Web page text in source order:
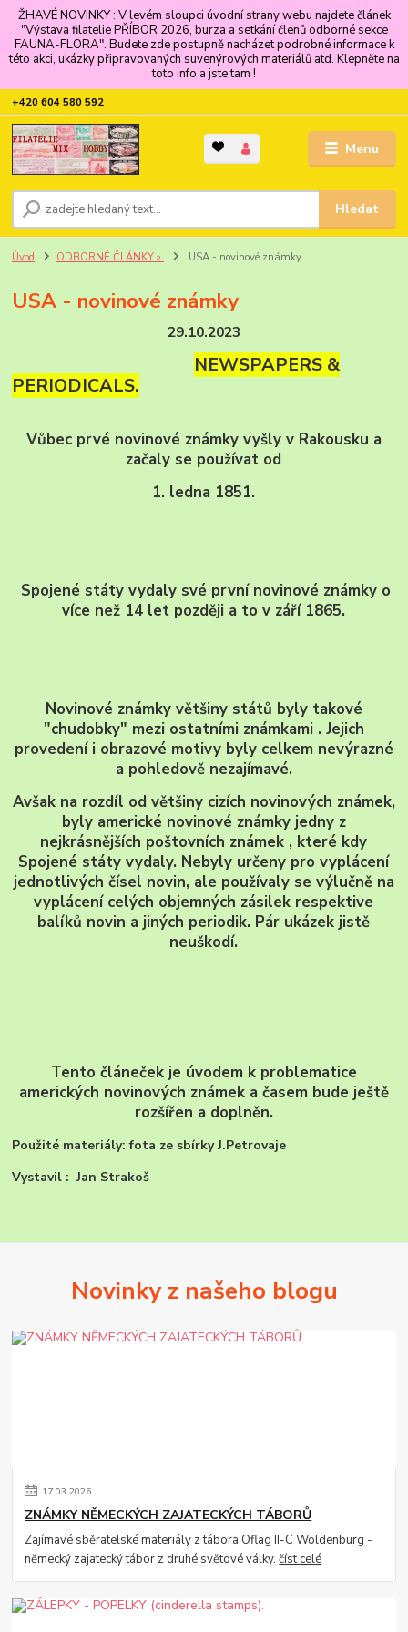
ŽHAVÉ NOVINKY : V levém sloupci úvodní strany webu najdete článek
"Výstava filatelie PŘÍBOR 2026, burza a setkání členů odborné sekce
FAUNA-FLORA". Budete zde postupně nacházet podrobné informace k
této akci, ukázky připravovaných suvenýrových materiálů atd. Klepněte na
toto info a jste tam !
Menu
Hledat
+420 604 580 592
Úvod ODBORNÉ ČLÁNKY » USA - novinové známky
USA - novinové známky
29.10.2023
NEWSPAPERS &
PERIODICALS.
Vůbec prvé novinové známky vyšly v Rakousku a
začaly se používat od
1. ledna 1851.
Spojené státy vydaly své první novinové známky o
více než 14 let později a to v září 1865.
Novinové známky většiny států byly takové
"chudobky" mezi ostatními známkami . Jejich
provedení i obrazové motivy byly celkem nevýrazné
a pohledově nezajímavé.
Avšak na rozdíl od většiny cizích novinových známek,
byly americké novinové známky jedny z
nejkrásnějších poštovních známek , které kdy
Spojené státy vydaly. Nebyly určeny pro vyplácení
jednotlivých čísel novin, ale používaly se výlučně na
vyplácení celých objemných zásilek respektive
balíků novin a jiných periodik. Pár ukázek jistě
neuškodí.
Tento článeček je úvodem k problematice
amerických novinových známek a časem bude ještě
rozšířen a doplněn.
Použité materiály: fota ze sbírky J.Petrovaje
Vystavil : Jan Strakoš
Novinky z našeho blogu
17.03.2026
ZNÁMKY NĚMECKÝCH ZAJATECKÝCH TÁBORŮ
Zajímavé sběratelské materiály z tábora Oflag II-C Woldenburg -
německý zajatecký tábor z druhé světové války.číst celé